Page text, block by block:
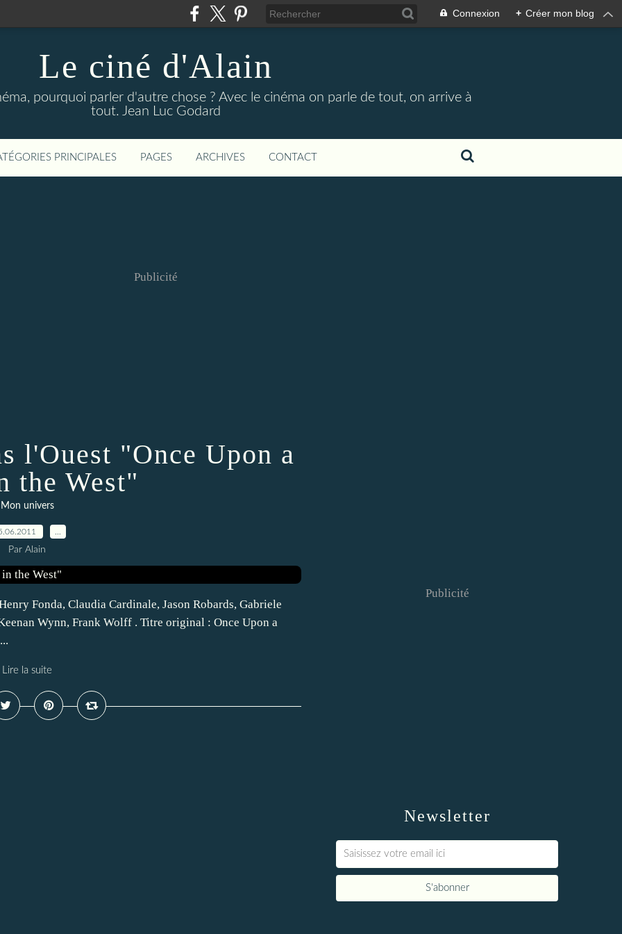
Connexion + Créer mon blog
Le ciné d'Alain
pourquoi parler d'autre chose ? Avec le cinéma on parle de tout, on arrive à
tout. Jean Luc Godard
PRINCIPALES PAGES ARCHIVES CONTACT
Publicité
l'Ouest "Once Upon a
the West"
Mon univers
Par Alain
Fonda, Claudia Cardinale, Jason Robards, Gabriele
Wynn, Frank Wolff . Titre original : Once Upon a
Lire la suite
Newsletter
Publicité